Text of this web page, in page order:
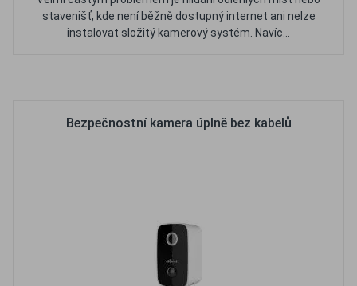
stavenišť, kde není běžně dostupný internet ani nelze
instalovat složitý kamerový systém. Navíc...
Bezpečnostní kamera úplně bez kabelů